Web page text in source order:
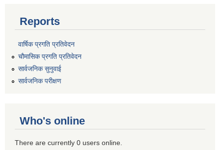
Reports
वार्षिक प्रगति प्रतिवेदन
चौमासिक प्रगति प्रतिवेदन
सार्वजनिक सुनुवाई
सार्वजनिक परीक्षण
Who's online
There are currently 0 users online.